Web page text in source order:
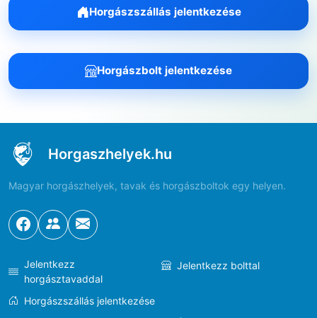
Horgászszállás jelentkezése
Horgászbolt jelentkezése
Horgaszhelyek.hu
Magyar horgászhelyek, tavak és horgászboltok egy helyen.
Jelentkezz
horgásztavaddal
Jelentkezz bolttal
Horgászszállás jelentkezése